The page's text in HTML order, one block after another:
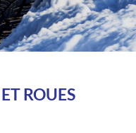
ROUES